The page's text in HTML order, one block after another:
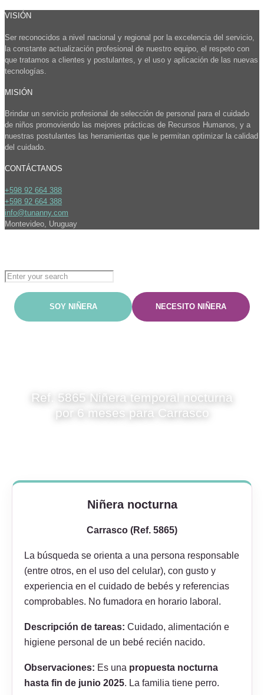
VISIÓN
Ser reconocidos a nivel nacional y regional por la excelencia del servicio,
la constante actualización profesional de nuestro equipo, el respeto con
que tratamos a clientes y postulantes, y el uso y aplicación de las nuevas
tecnologías.
MISIÓN
Brindar un servicio profesional de selección de personal para el cuidado
de niños promoviendo las mejores prácticas de Recursos Humanos, y a
nuestras postulantes las herramientas que le permitan optimizar la calidad
del cuidado.
CONTÁCTANOS
+598 92 664 388
+598 92 664 388
info@tunanny.com
Montevideo, Uruguay
Ref. 5865 Niñera temporal nocturna
por 6 meses para Carrasco
Niñera nocturna
Carrasco (Ref. 5865)
La búsqueda se orienta a una persona responsable
(entre otros, en el uso del celular), con gusto y
experiencia en el cuidado de bebés y referencias
comprobables. No fumadora en horario laboral.
Descripción de tareas: Cuidado, alimentación e
higiene personal de un bebé recién nacido.
Observaciones: Es una propuesta nocturna
hasta fin de junio 2025. La familia tiene perro.